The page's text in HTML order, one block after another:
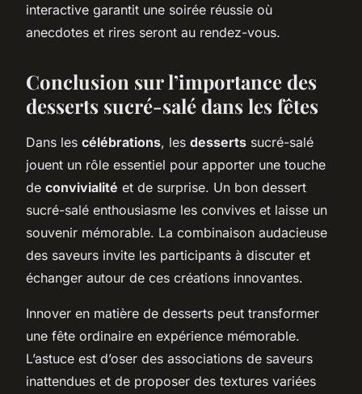
interactive garantit une soirée réussie où
anecdotes et rires seront au rendez-vous.
Conclusion sur l’importance des
desserts sucré-salé dans les fêtes
Dans les célébrations, les desserts sucré-salé
jouent un rôle essentiel pour apporter une touche
de convivialité et de surprise. Un bon dessert
sucré-salé enthousiasme les convives et laisse un
souvenir mémorable. La combinaison audacieuse
des saveurs invite les participants à discuter et
échanger autour de ces créations innovantes.
Innover en matière de desserts peut transformer
une fête ordinaire en expérience mémorable.
L’astuce est d’oser des associations de saveurs
inattendues et de proposer des textures variées